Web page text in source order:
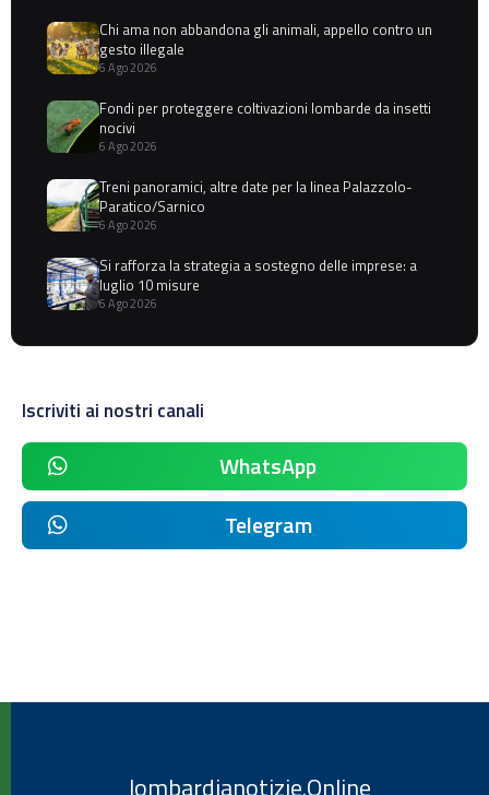
Chi ama non abbandona gli animali, appello contro un
gesto illegale
6 Ago 2026
Fondi per proteggere coltivazioni lombarde da insetti
nocivi
6 Ago 2026
Treni panoramici, altre date per la linea Palazzolo-
Paratico/Sarnico
6 Ago 2026
Si rafforza la strategia a sostegno delle imprese: a
luglio 10 misure
6 Ago 2026
Iscriviti ai nostri canali
WhatsApp
Telegram